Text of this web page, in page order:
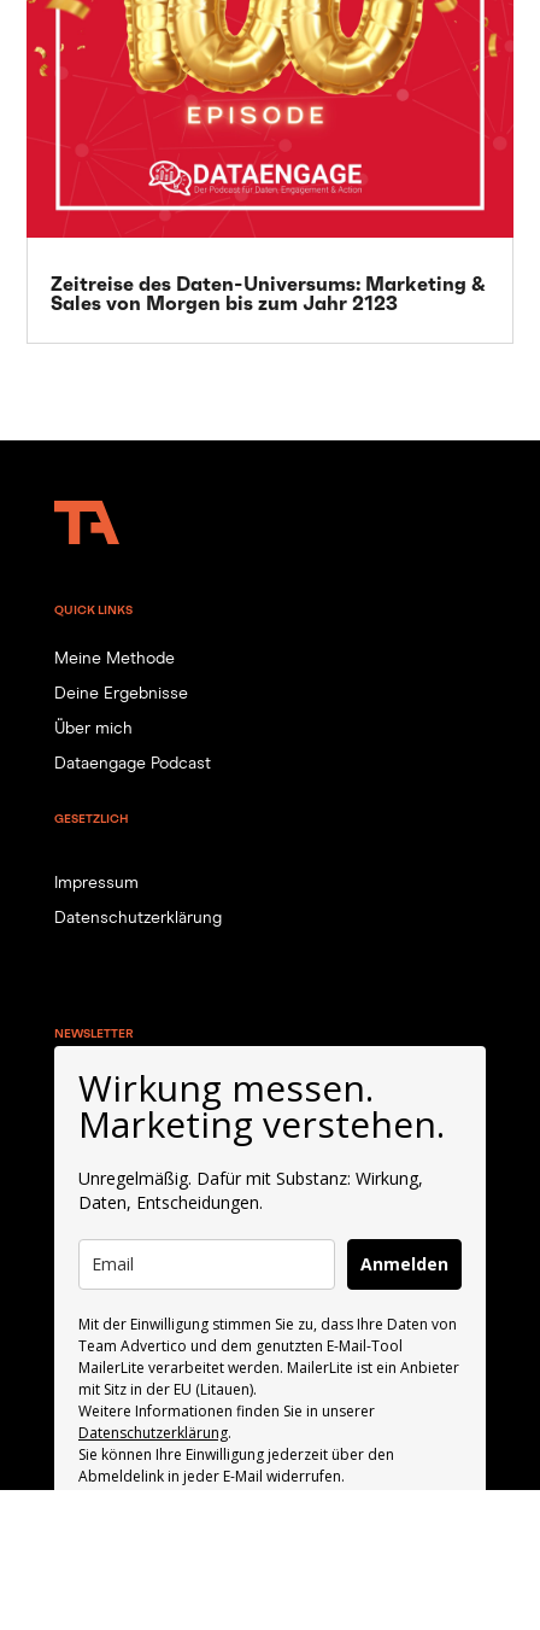
Zeitreise des Daten-Universums: Marketing &
Sales von Morgen bis zum Jahr 2123
QUICK LINKS
Meine Methode
Deine Ergebnisse
Über mich
Dataengage Podcast
GESETZLICH
Impressum
Datenschutzerklärung
NEWSLETTER
Wirkung messen.
Marketing verstehen.
Unregelmäßig. Dafür mit Substanz: Wirkung,
Daten, Entscheidungen.
Anmelden
Mit der Einwilligung stimmen Sie zu, dass Ihre Daten von
Team Advertico und dem genutzten E-Mail-Tool
MailerLite verarbeitet werden. MailerLite ist ein Anbieter
mit Sitz in der EU (Litauen).
Weitere Informationen finden Sie in unserer
Datenschutzerklärung.
Sie können Ihre Einwilligung jederzeit über den
Abmeldelink in jeder E-Mail widerrufen.